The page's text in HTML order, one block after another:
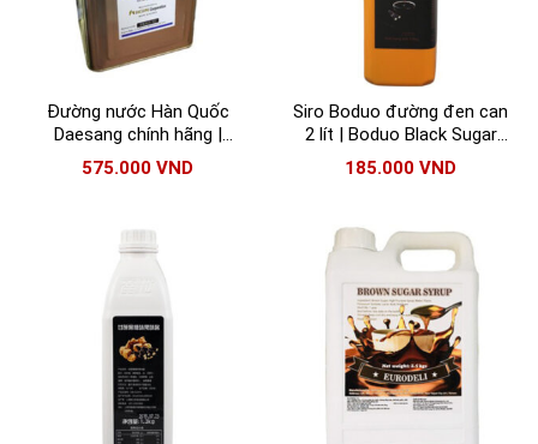
Đường nước Hàn Quốc
Daesang chính hãng |
Nước đường Daesang
nhập khẩu
575.000 VND
Siro Boduo đường đen can
2 lít | Boduo Black Sugar
Syrup
185.000 VND